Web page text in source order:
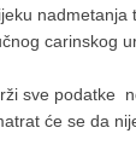
carinskog
sve podatke
će se da